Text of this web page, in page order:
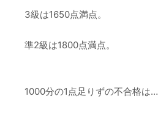
3級は1650点満点。
準2級は1800点満点。
1000分の1点足りずの不合格は…